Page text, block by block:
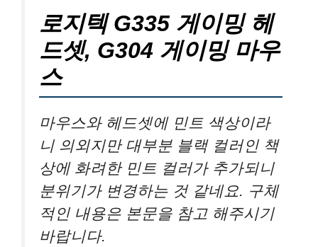
로지텍 G335 게이밍 헤
드셋, G304 게이밍 마우
스
마우스와 헤드셋에 민트 색상이라
니 의외지만 대부분 블랙 컬러인 책
상에 화려한 민트 컬러가 추가되니
분위기가 변경하는 것 같네요. 구체
적인 내용은 본문을 참고 해주시기
바랍니다.